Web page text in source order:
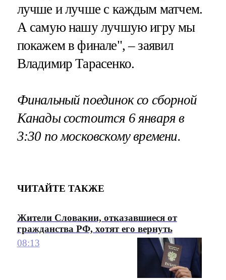
лучше и лучше с каждым матчем.
А самую нашу лучшую игру мы
покажем в финале", – заявил
Владимир Тарасенко.
Финальный поединок со сборной
Канады состоится 6 января в
3:30 по московскому времени.
ЧИТАЙТЕ ТАКЖЕ
Жители Словакии, отказавшиеся от
гражданства РФ, хотят его вернуть
08:13